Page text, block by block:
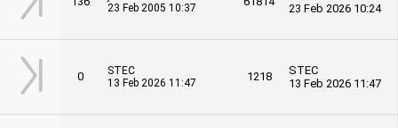
23 Feb 2005 10:37
23 Feb 2026 10:24
0
STEC
13 Feb 2026 11:47
1218
STEC
13 Feb 2026 11:47